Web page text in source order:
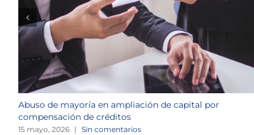
Abuso de mayoría en ampliación de capital por
compensación de créditos
15 mayo, 2026 | Sin comentarios